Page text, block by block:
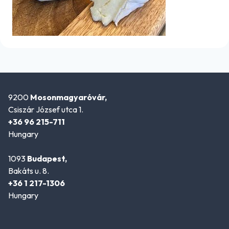
9200 Mosonmagyaróvár,
Csiszár József utca 1.
+36 96 215-711
Hungary
1093 Budapest,
Bakáts u. 8.
+36 1 217-1306
Hungary